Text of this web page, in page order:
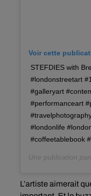
Voir cette
STEFDIES with
#londonstreetart
#galleryart
#performanceart
#londonlife
#coffeetablebook
Une publication
L’artiste aimerait